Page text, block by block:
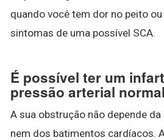
quando você tem dor no peito
sintomas de uma possível SCA.
É possível ter um
pressão arterial
A sua obstrução não depende
nem dos batimentos cardíacos.